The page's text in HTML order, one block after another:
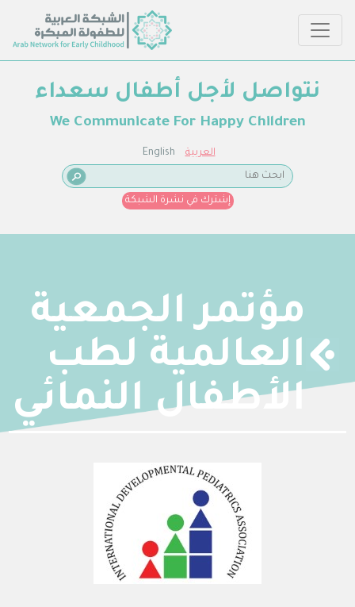
نتواصل لأجل أطفال سعداء
We Communicate For Happy Children
English العربية
إشترك في نشرة الشبكة
مؤتمر الجمعية
العالمية لطب
الأطفال النمائي